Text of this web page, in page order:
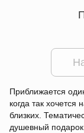
Приближается
когда так
близких.
душевный